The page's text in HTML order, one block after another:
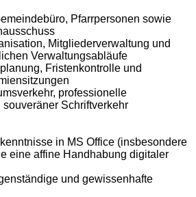
Pfarrpersonen sowie
Mitgliederverwaltung und
Verwaltungsabläufe
Fristenkontrolle und
professionelle
Schriftverkehr
in MS Office (insbesondere
eine affine Handhabung digitaler
und gewissenhafte